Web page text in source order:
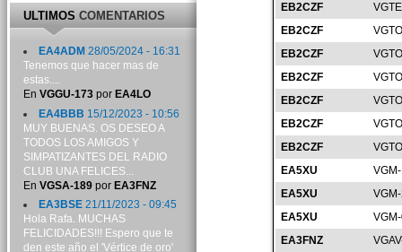
EB2CZF
EB2CZF
EB2CZF
EB2CZF
EB2CZF
EB2CZF
EB2CZF
EA5XU
EA5XU
EA5XU
EA3FNZ
ULTIMOSCOMENTARIOS
EA4ADM 28/05/2024 - 16:31
Tenemos que hacer mas de
estas....
En VGGU-173por EA4LO
EA4BBB 15/12/2023 - 10:56
MUY BUENAS. OS DESEO A
TODOS LOS AMIGOS Y
SIMPATIZANTES DEL RADIO
CLUB UNA FELICES...
En VGSA-189por EA3FNZ
EA3BSE21/11/2023 - 09:45
Hola Rafa. MUCHAS
FELICIDADES!!! Espero que te
den este año el 'Vértice de oro'